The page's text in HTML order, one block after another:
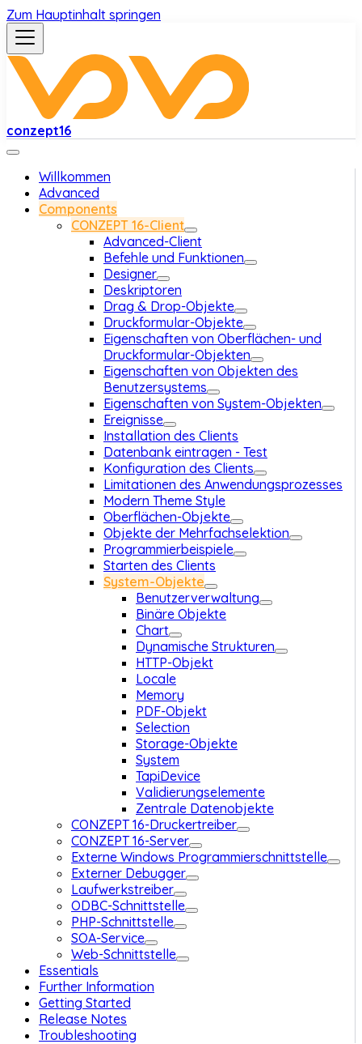
Zum Hauptinhalt springen
conzept16
Willkommen
Advanced
Components
CONZEPT 16-Client
Advanced-Client
Befehle und Funktionen
Designer
Deskriptoren
Drag & Drop-Objekte
Druckformular-Objekte
Eigenschaften von Oberflächen- und
Druckformular-Objekten
Eigenschaften von Objekten des
Benutzersystems
Eigenschaften von System-Objekten
Ereignisse
Installation des Clients
Datenbank eintragen - Test
Konfiguration des Clients
Limitationen des Anwendungsprozesses
Modern Theme Style
Oberflächen-Objekte
Objekte der Mehrfachselektion
Programmierbeispiele
Starten des Clients
System-Objekte
Benutzerverwaltung
Binäre Objekte
Chart
Dynamische Strukturen
HTTP-Objekt
Locale
Memory
PDF-Objekt
Selection
Storage-Objekte
System
TapiDevice
Validierungselemente
Zentrale Datenobjekte
CONZEPT 16-Druckertreiber
CONZEPT 16-Server
Externe Windows Programmierschnittstelle
Externer Debugger
Laufwerkstreiber
ODBC-Schnittstelle
PHP-Schnittstelle
SOA-Service
Web-Schnittstelle
Essentials
Further Information
Getting Started
Release Notes
Troubleshooting